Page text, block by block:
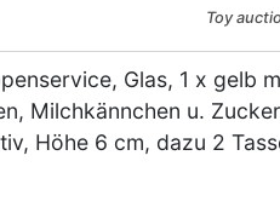
Toy
Glas, 1 x gelb
Milchkännchen u.
Höhe 6 cm, dazu 2